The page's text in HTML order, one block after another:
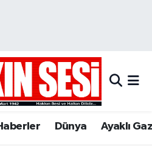
Dünya Ayaklı